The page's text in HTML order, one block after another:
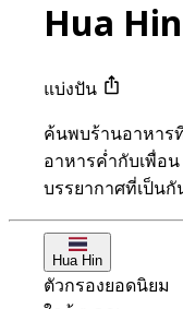
Hua
แบ่งปัน
ค้นพบร้านอาหาร
อาหารค่ำกับเพื่อ
บรรยากาศที่เป็น
Hua Hin
ตัวกรองยอดนิยม